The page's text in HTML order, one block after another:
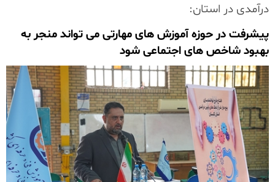
درآمدی در استان:
پیشرفت در حوزه آموزش های مهارتی می تواند منجر به
بهبود شاخص های اجتماعی شود